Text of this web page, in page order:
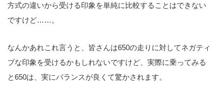
方式の違いから受ける印象を単純に比較することはできない
ですけど……。
なんかあれこれ言うと、皆さんは650の走りに対してネガティ
ブな印象を受けるかもしれないですけど、実際に乗ってみる
と650は、実にバランスが良くて驚かされます。